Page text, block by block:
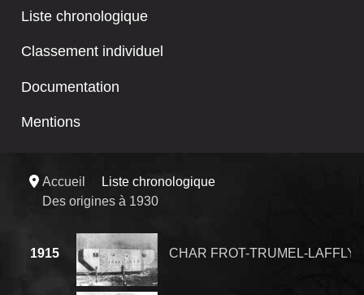
Liste chronologique
Classement individuel
Documentation
Mentions
Accueil
Liste chronologique
Des origines à 1930
1915 CHAR FROT-TRUMEL-LAFFLY